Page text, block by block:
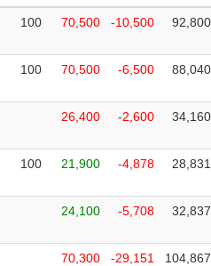
100 70,500 -10,500 92,800
100 70,500 -6,500 88,040
26,400 -2,600 34,160
100 21,900 -4,878 28,831
24,100 -5,708 32,837
70,300 -29,151 104,867